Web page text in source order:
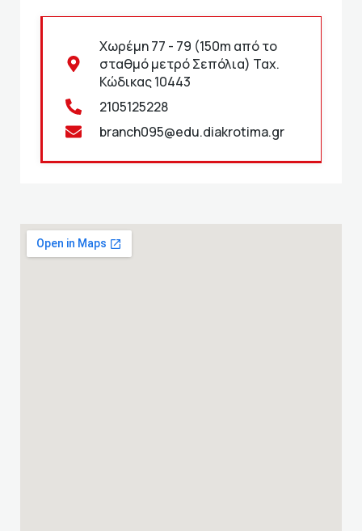
Χωρέμη 77 - 79 (150m από το
σταθμό μετρό Σεπόλια) Ταχ.
Κώδικας 10443
2105125228
branch095@edu.diakrotima.gr